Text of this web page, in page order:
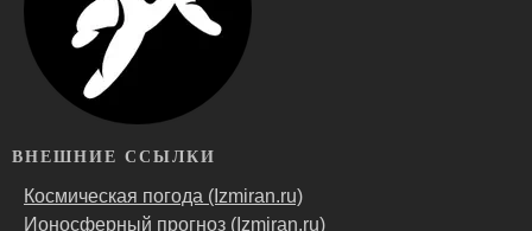
ВНЕШНИЕ ССЫЛКИ
Космическая погода (Izmiran.ru)
Ионосферный прогноз (Izmiran.ru)